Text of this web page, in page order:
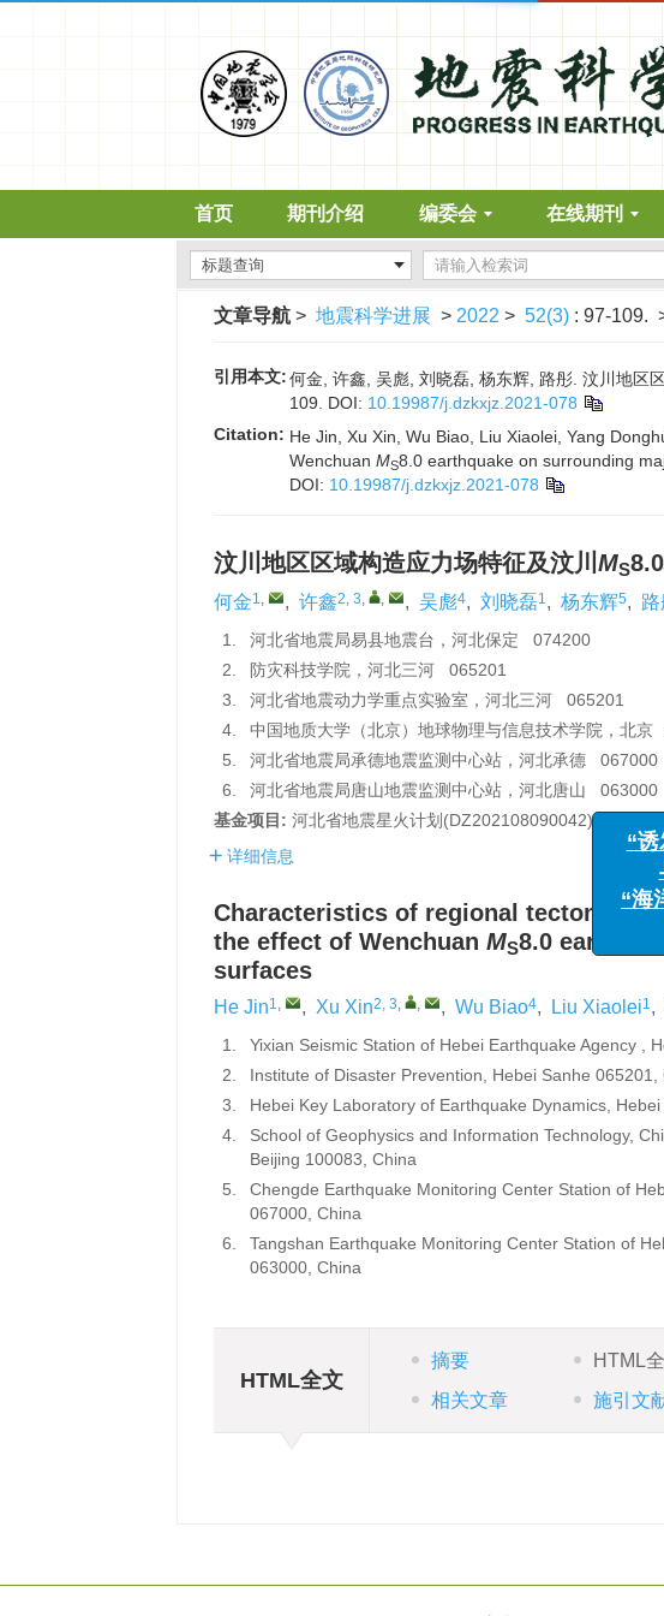
首页 期刊介绍 编委会 在线期刊
文章导航 > 地震科学进展 > 2022 > 52(3) : 97-109.
引用本文:何金, 许鑫, 吴彪, 刘晓磊, 杨东辉, 路彤. 汶川地区
109. DOI: 10.19987/j.dzkxjz.2021-078
Citation: He Jin, Xu Xin, Wu Biao, Liu Xiaolei, Yang
Wenchuan MS8.0 earthquake on surrounding
DOI: 10.19987/j.dzkxjz.2021-078
汶川地区区域构造应力场特征及汶川 MS
何金1, , 许鑫2, 3, , , 吴彪4, 刘晓磊1, 杨东辉5,
1.
河北省地震局易县地震台，河北保定 074200
2.
防灾科技学院，河北三河 065201
3.
河北省地震动力学重点实验室，河北三河 065201
4.
中国地质大学（北京）地球物理与信息技术学院，北
5.
河北省地震局承德地震监测中心站，河北承德 067000
6.
河北省地震局唐山地震监测中心站，河北唐山 063000
基金项目: 河北省地震星火计划(DZ202108090042)资助。
详细信息
Characteristics of regional tectonic
the effect of Wenchuan MS8.0
surfaces
He Jin1, , Xu Xin2, 3, , , Wu Biao4, Liu Xiaolei1,
1.
Yixian Seismic Station of Hebei Earthquake Agency ,
2.
Institute of Disaster Prevention, Hebei Sanhe 065201,
3.
Hebei Key Laboratory of Earthquake Dynamics,
4.
School of Geophysics and Information Technology,
Beijing 100083, China
5.
Chengde Earthquake Monitoring Center Station of
067000, China
6.
Tangshan Earthquake Monitoring Center Station of
063000, China
HTML全文
摘要 HTML
相关文章
施引文
“诱
与
“海洋